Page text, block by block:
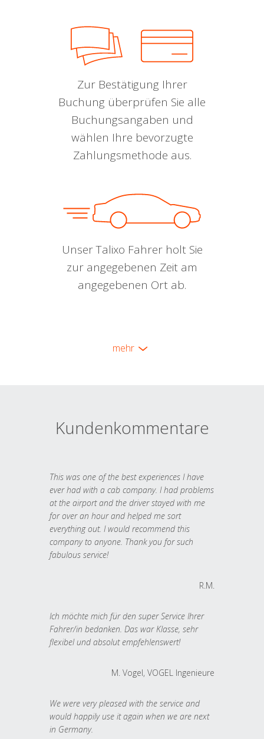
Zur Bestätigung Ihrer
Buchung überprüfen Sie alle
Buchungsangaben und
wählen Ihre bevorzugte
Zahlungsmethode aus.
Unser Talixo Fahrer holt Sie
zur angegebenen Zeit am
angegebenen Ort ab.
mehr
Kundenkommentare
This was one of the best experiences I have
ever had with a cab company. I had problems
at the airport and the driver stayed with me
for over an hour and helped me sort
everything out. I would recommend this
company to anyone. Thank you for such
fabulous service!
R.M.
Ich möchte mich für den super Service Ihrer
Fahrer/in bedanken. Das war Klasse, sehr
flexibel und absolut empfehlenswert!
M. Vogel, VOGEL Ingenieure
We were very pleased with the service and
would happily use it again when we are next
in Germany.